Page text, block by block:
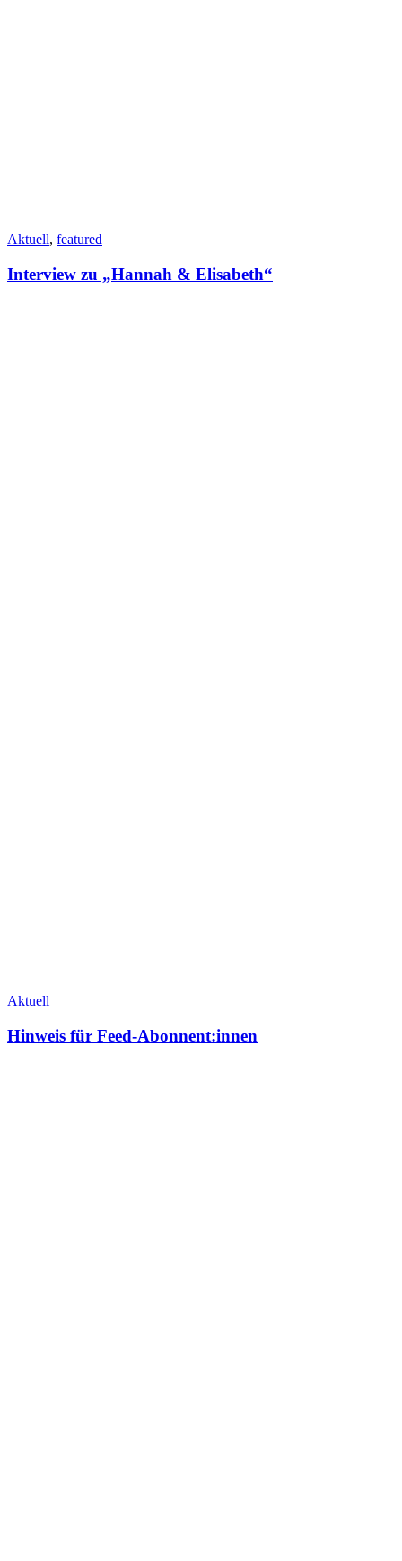
Aktuell, featured
Interview zu „Hannah & Elisabeth“
Aktuell
Hinweis für Feed-Abonnent:innen